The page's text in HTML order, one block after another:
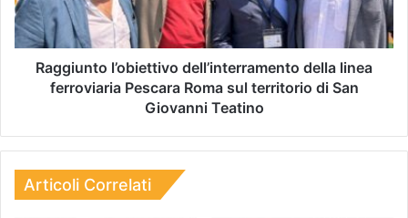
Raggiunto l’obiettivo dell’interramento della linea
ferroviaria Pescara Roma sul territorio di San
Giovanni Teatino
Articoli Correlati